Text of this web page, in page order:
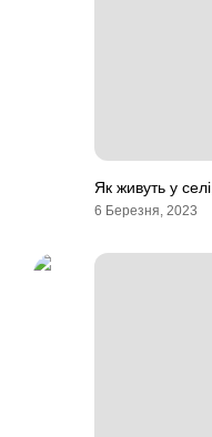
Як живуть у
6 Березня, 2023